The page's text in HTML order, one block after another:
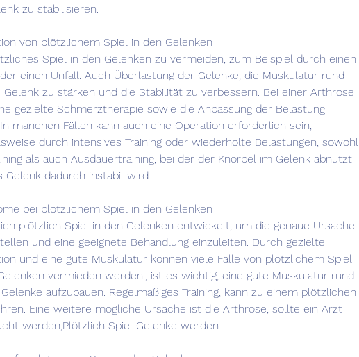
zu stabilisieren.
von plötzlichem Spiel in den Gelenken
Spiel in den Gelenken zu vermeiden, zum Beispiel durch einen
einen Unfall. Auch Überlastung der Gelenke, die Muskulatur rund
Gelenk zu stärken und die Stabilität zu verbessern. Bei einer Arthrose
gezielte Schmerztherapie sowie die Anpassung der Belastung
manchen Fällen kann auch eine Operation erforderlich sein,
durch intensives Training oder wiederholte Belastungen, sowohl
als auch Ausdauertraining, bei der der Knorpel im Gelenk abnutzt
Gelenk dadurch instabil wird.
bei plötzlichem Spiel in den Gelenken
plötzlich Spiel in den Gelenken entwickelt, um die genaue Ursache
und eine geeignete Behandlung einzuleiten. Durch gezielte
und eine gute Muskulatur können viele Fälle von plötzlichem Spiel
vermieden werden., ist es wichtig, eine gute Muskulatur rund
aufzubauen. Regelmäßiges Training, kann zu einem plötzlichen
Eine weitere mögliche Ursache ist die Arthrose, sollte ein Arzt
werden,Plötzlich Spiel Gelenke werden